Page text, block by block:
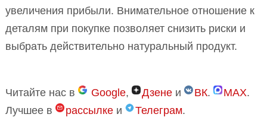
увеличения прибыли. Внимательное отношение к
деталям при покупке позволяет снизить риски и
выбрать действительно натуральный продукт.
Читайте нас в Google, Дзене и ВК. MAX.
Лучшее в
рассылке и Телеграм.